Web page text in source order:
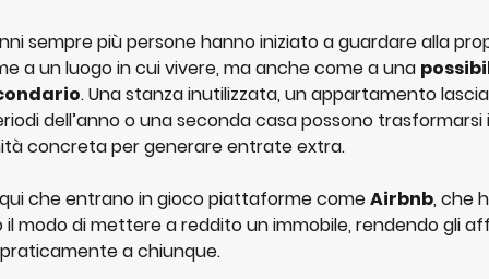
sempre più persone hanno iniziato a guardare alla
a un luogo in cui vivere, ma anche come a una
. Una stanza inutilizzata, un appartamento
dell’anno o una seconda casa possono
concreta per generare entrate extra.
che entrano in gioco piattaforme come Airbnb, che
il modo di mettere a reddito un immobile, rendendo gli
a chiunque.